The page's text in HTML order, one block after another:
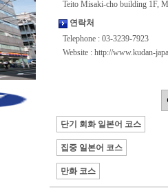
Teito Misaki-cho building 1F,
연락처
Telephone : 03-3239-7923
Website : http://www.kudan-
단기 회화 일본어 코스
집중 일본어 코스
만화 코스